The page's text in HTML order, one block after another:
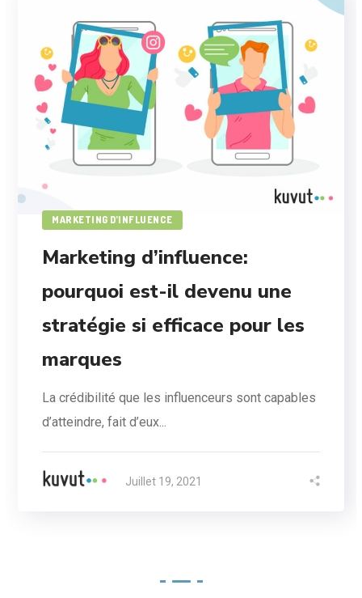
MARKETING D’INFLUENCE
Marketing d’influence:
pourquoi est-il devenu une
stratégie si efficace pour les
marques
La crédibilité que les influenceurs sont capables
d’atteindre, fait d’eux...
Juillet 19, 2021